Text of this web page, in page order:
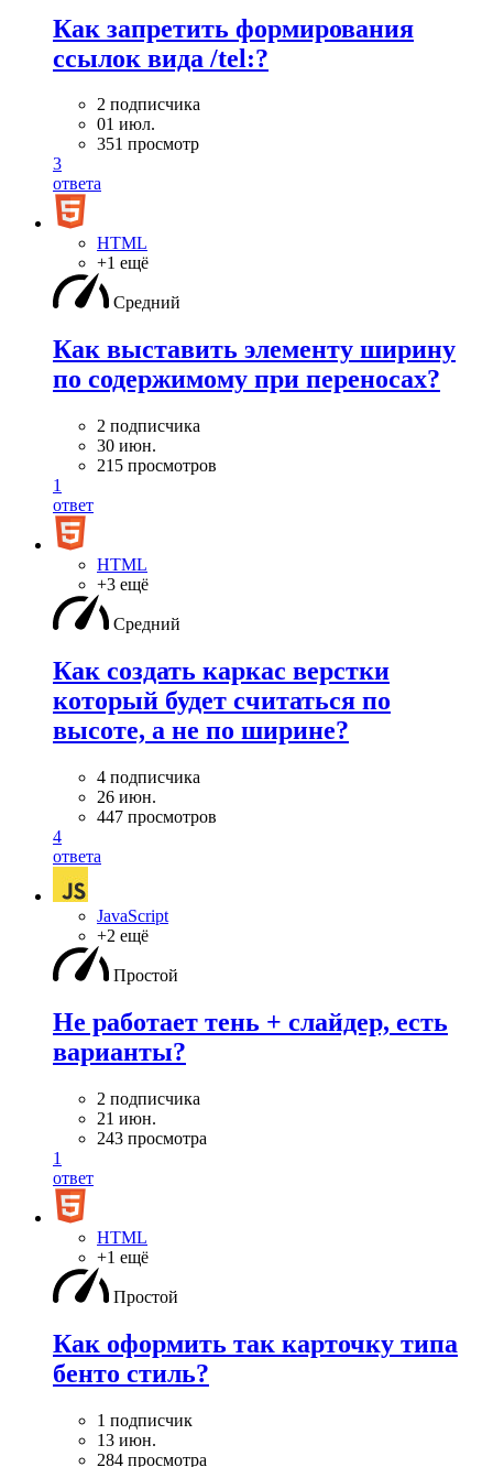
Как запретить формирования
ссылок вида /tel:?
2 подписчика
01 июл.
351 просмотр
3
ответа
HTML
+1 ещё
Средний
Как выставить элементу ширину
по содержимому при переносах?
2 подписчика
30 июн.
215 просмотров
1
ответ
HTML
+3 ещё
Средний
Как создать каркас верстки
который будет считаться по
высоте, а не по ширине?
4 подписчика
26 июн.
447 просмотров
4
ответа
JavaScript
+2 ещё
Простой
Не работает тень + слайдер, есть
варианты?
2 подписчика
21 июн.
243 просмотра
1
ответ
HTML
+1 ещё
Простой
Как оформить так карточку типа
бенто стиль?
1 подписчик
13 июн.
284 просмотра